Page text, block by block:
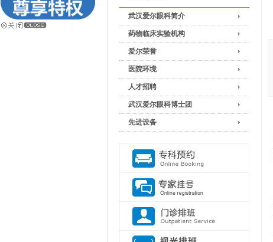
武汉爱尔眼科简介
药物临床实验机构
爱尔荣誉
医院环境
人才招聘
武汉爱尔眼科博士团
先进设备